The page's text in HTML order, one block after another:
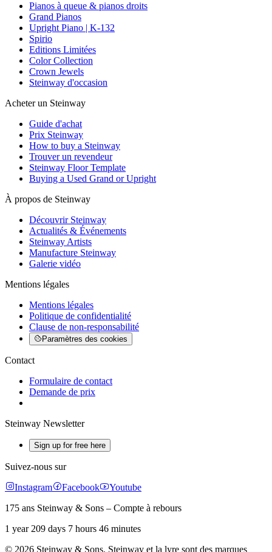
Pianos à queue & pianos droits
Grand Pianos
Upright Piano | K-132
Spirio
Editions Limitées
Color Collection
Crown Jewels
Steinway d'occasion
Acheter un Steinway
Guide d'achat
Prix Steinway
How to buy a Steinway
Trouver un revendeur
Steinway Floor Template
Buying a Used Grand or Upright
À propos de Steinway
Découvrir Steinway
Actualités & Événements
Steinway Artists
Manufacture Steinway
Galerie vidéo
Mentions légales
Mentions légales
Politique de confidentialité
Clause de non-responsabilité
Paramètres des cookies
Contact
Formulaire de contact
Demande de prix
Steinway Newsletter
Sign up for free here
Suivez-nous sur
Instagram
Facebook
Youtube
175 ans Steinway & Sons – Compte à rebours
1 year 209 days 7 hours 46 minutes
© 2026 Steinway & Sons. Steinway et la lyre sont des marques